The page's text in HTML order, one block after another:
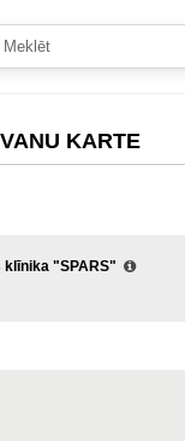
KARTE
klīnika "SPARS"